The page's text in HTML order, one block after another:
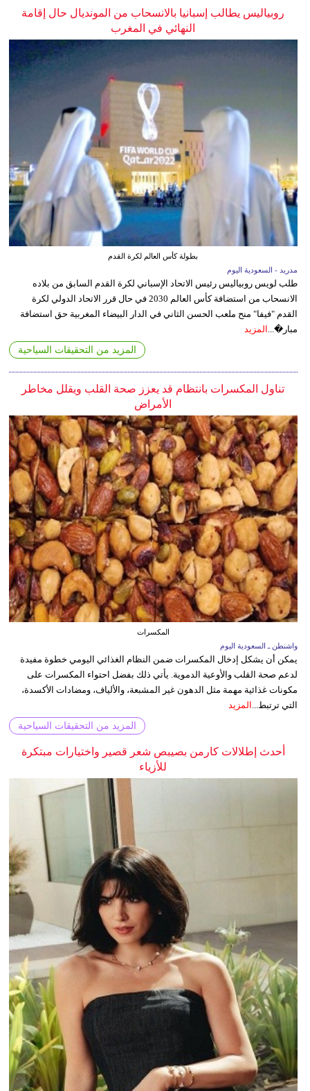
روبياليس يطالب إسبانيا بالانسحاب من المونديال حال إقامة
النهائي في المغرب
بطولة كأس العالم لكرة القدم
مدريد - السعودية اليوم
طلب لويس روبياليس رئيس الاتحاد الإسباني لكرة القدم السابق من بلاده
الانسحاب من استضافة كأس العالم 2030 في حال قرر الاتحاد الدولي لكرة
القدم "فيفا" منح ملعب الحسن الثاني في الدار البيضاء المغربية حق استضافة
مبار�...
المزيد
المزيد من التحقيقات السياحية
تناول المكسرات بانتظام قد يعزز صحة القلب ويقلل مخاطر
الأمراض
المكسرات
واشنطن ـ السعودية اليوم
يمكن أن يشكل إدخال المكسرات ضمن النظام الغذائي اليومي خطوة مفيدة
لدعم صحة القلب والأوعية الدموية. يأتي ذلك بفضل احتواء المكسرات على
مكونات غذائية مهمة مثل الدهون غير المشبعة، والألياف، ومضادات الأكسدة،
التي ترتبط... المزيد
المزيد من التحقيقات السياحية
أحدث إطلالات كارمن بصيبص شعر قصير واختيارات مبتكرة
للأزياء